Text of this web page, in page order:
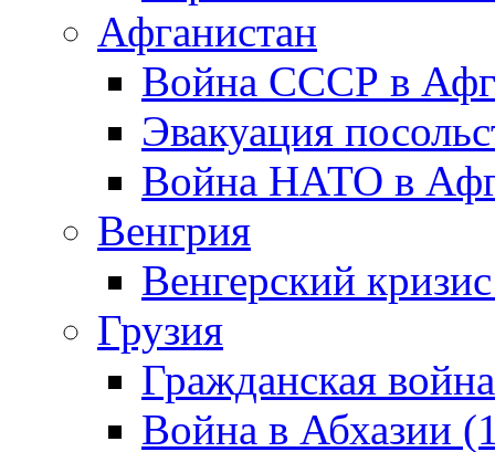
Афганистан
Война СССР в
Эвакуация
Война НАТО в
Венгрия
Венгерский
Грузия
Гражданская
Война в Абхазии